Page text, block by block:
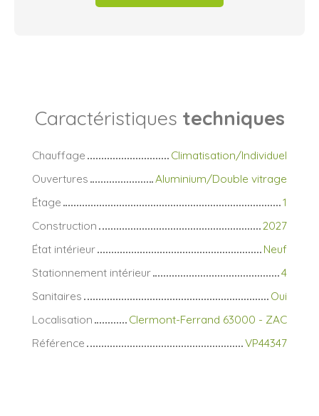
Caractéristiques techniques
Chauffage
Climatisation/Individuel
Ouvertures
Aluminium/Double vitrage
Étage
1
Construction
2027
État intérieur
Neuf
Stationnement intérieur
4
Sanitaires
Oui
Localisation
Clermont-Ferrand 63000 - ZAC
Référence
VP44347